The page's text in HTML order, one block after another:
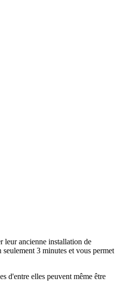
leur ancienne installation de
3 minutes et vous permet
d'entre elles peuvent même être